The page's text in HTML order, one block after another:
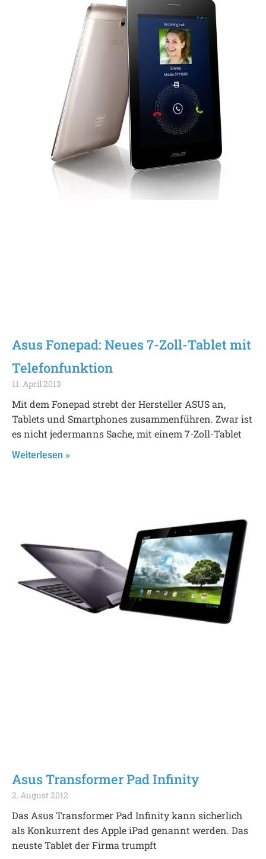
Asus Fonepad: Neues 7-Zoll-Tablet mit
Telefonfunktion
11. April 2013
Mit dem Fonepad strebt der Hersteller ASUS an,
Tablets und Smartphones zusammenführen. Zwar ist
es nicht jedermanns Sache, mit einem 7-Zoll-Tablet
Weiterlesen »
Asus Transformer Pad Infinity
2. August 2012
Das Asus Transformer Pad Infinity kann sicherlich
als Konkurrent des Apple iPad genannt werden. Das
neuste Tablet der Firma trumpft